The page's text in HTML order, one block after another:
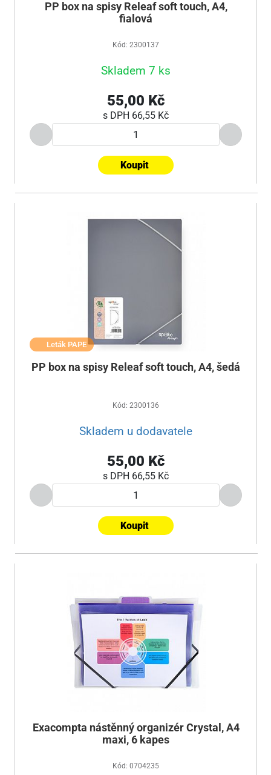
PP box na spisy Releaf soft touch, A4,
fialová
Kód: 2300137
Skladem 7 ks
55,00 Kč
s DPH 66,55 Kč
Koupit
Leták PAPE
PP box na spisy Releaf soft touch, A4, šedá
Kód: 2300136
Skladem u dodavatele
55,00 Kč
s DPH 66,55 Kč
Koupit
Exacompta nástěnný organizér Crystal, A4
maxi, 6 kapes
Kód: 0704235